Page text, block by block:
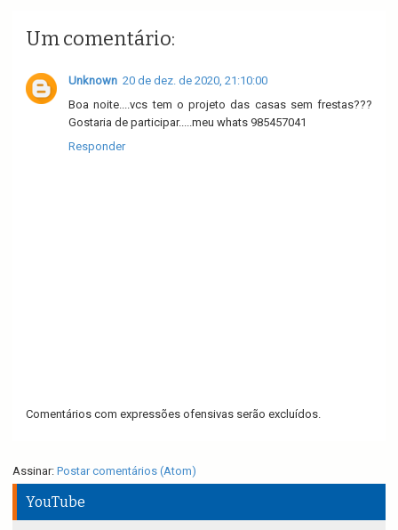
Um comentário:
Unknown 20 de dez. de 2020, 21:10:00
Boa noite....vcs tem o projeto das casas sem frestas???
Gostaria de participar.....meu whats 985457041
Responder
Comentários com expressões ofensivas serão excluídos.
Assinar: Postar comentários (Atom)
YouTube